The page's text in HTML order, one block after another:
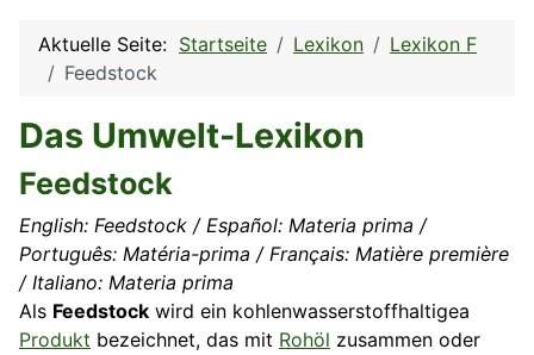
Aktuelle Seite: Startseite Lexikon
Lexikon F
Feedstock
Das Umwelt-Lexikon
Feedstock
English: Feedstock / Español: Materia prima /
Português: Matéria-prima / Français: Matière première
/ Italiano: Materia prima
Als Feedstock wird ein kohlenwasserstoffhaltigea
Produkt bezeichnet, das mit Rohöl zusammen oder